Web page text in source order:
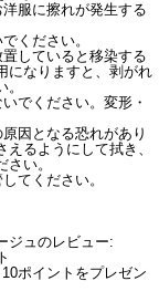
服に擦れが発生する
ください。
していると移染する
になりますと、剥がれ
でください。変形・
因となる恐れがあり
るようにして拭き、
い。
てください。
ジュのレビュー:
ポイントをプレゼン